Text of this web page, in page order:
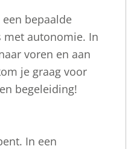
bepaalde
met autonomie. In
voren en aan
je graag voor
begeleiding!
In een